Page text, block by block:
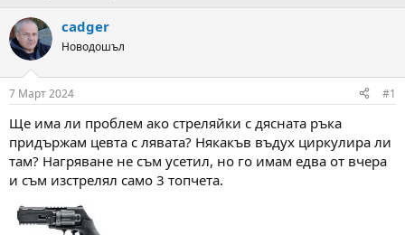
т
о
р
н
а
т
е
м
а
т
а
ч
а
л
Д
а
а
cadger
Новодошъл
7 Март 2024 #1
Ще има ли проблем ако стреляйки с дясната ръка
придържам цевта с лявата? Някакъв въдух циркулира ли
там? Нагряване не съм усетил, но го имам едва от вчера
и съм изстрелял само 3 топчета.